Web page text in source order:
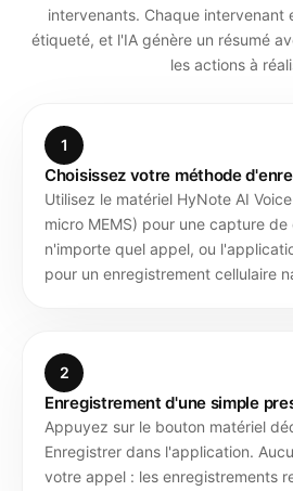
intervenants. Chaque intervenant
étiqueté, et l'IA génère un résumé
les actions à
1
Choisissez votre méthode
Utilisez le matériel HyNote AI
micro MEMS) pour une capture
n'importe quel appel, ou
pour un enregistrement cellulaire
2
Enregistrement d'une simple
Appuyez sur le bouton matériel
Enregistrer dans l'application.
votre appel : les enregistrements